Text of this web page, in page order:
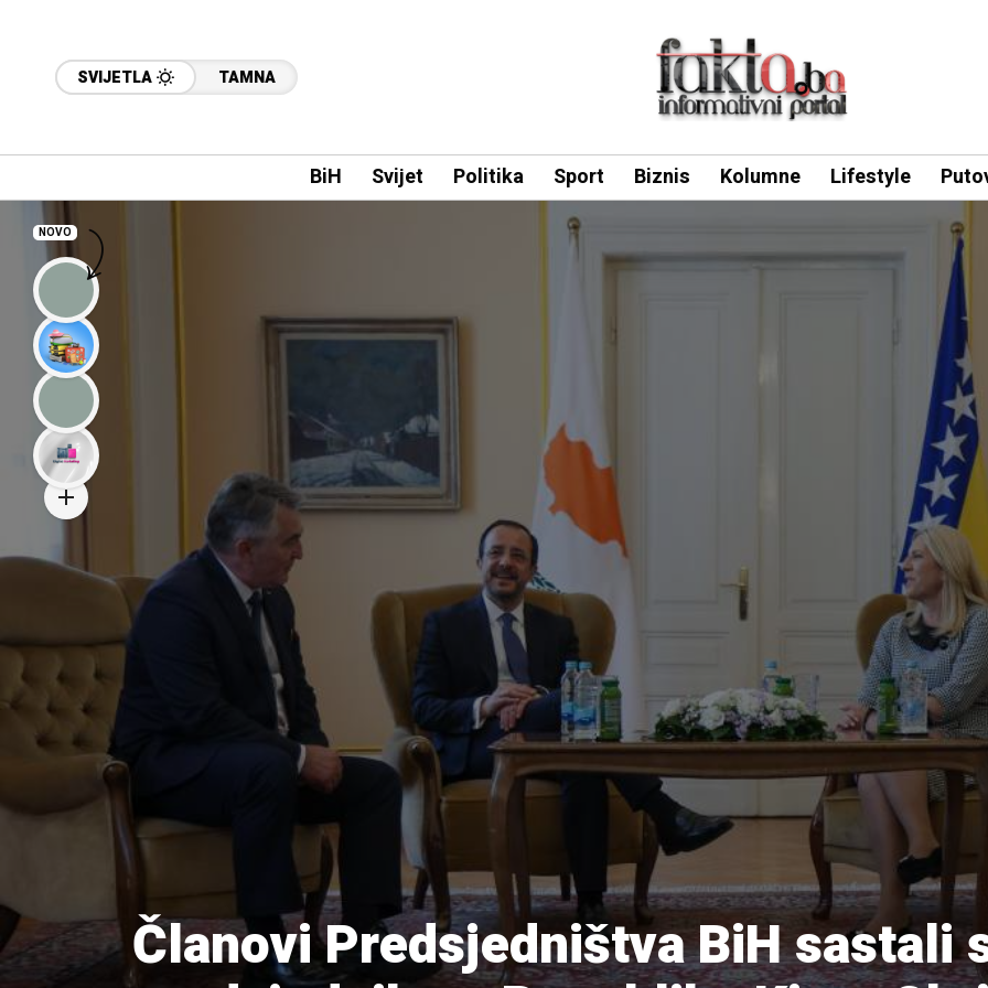
SVIJETLA TAMNA
BiH Svijet Politika Sport Biznis Kolumne Lifestyle
Članovi Predsjedništva BiH sastali
NOVO